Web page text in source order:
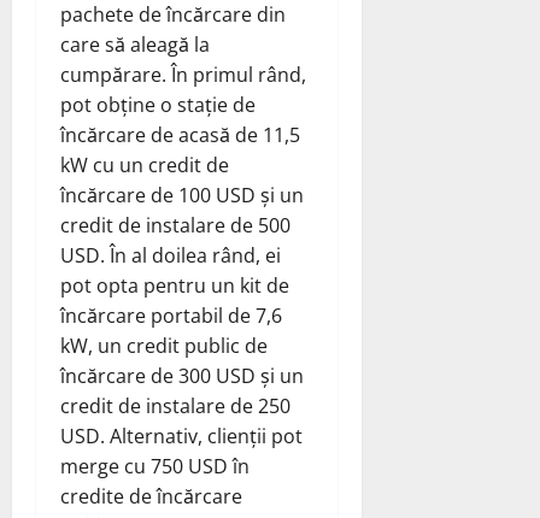
pachete de încărcare din
care să aleagă la
cumpărare. În primul rând,
pot obține o stație de
încărcare de acasă de 11,5
kW cu un credit de
încărcare de 100 USD și un
credit de instalare de 500
USD. În al doilea rând, ei
pot opta pentru un kit de
încărcare portabil de 7,6
kW, un credit public de
încărcare de 300 USD și un
credit de instalare de 250
USD. Alternativ, clienții pot
merge cu 750 USD în
credite de încărcare